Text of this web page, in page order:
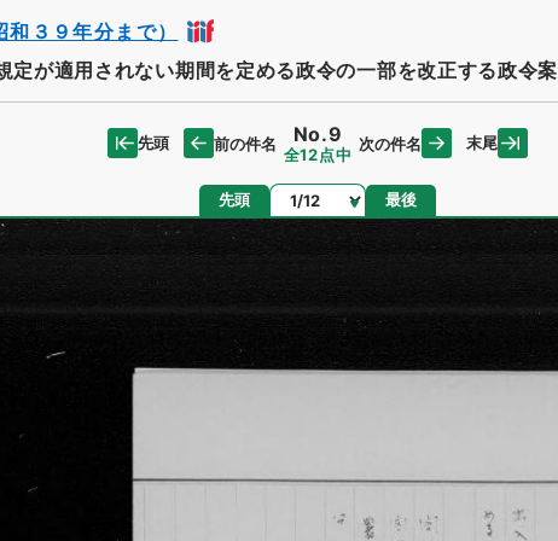
３９年分まで）
定が適用されない期間を定める政令の一部を改正する政令案
先頭 前の件名 No.9
全12点中
次の件名 末尾
先頭 ページ 最後